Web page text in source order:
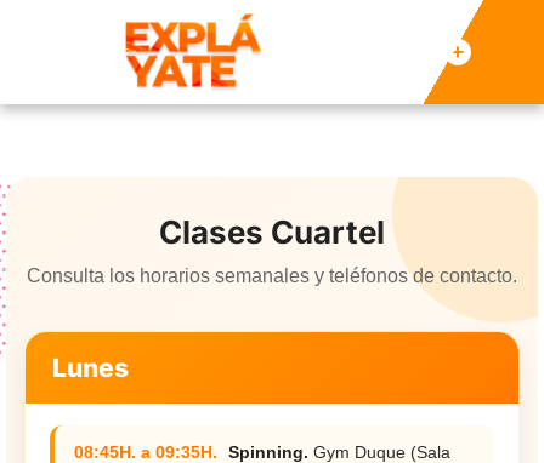
Clases Cuartel
Consulta los horarios semanales y teléfonos de contacto.
Lunes
08:45H. a 09:35H. Spinning. Gym Duque (Sala